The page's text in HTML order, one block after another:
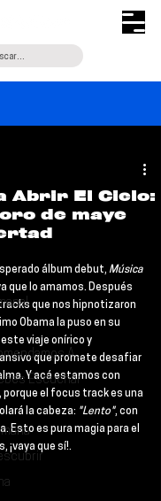
A...
Escuchar
Abrir El Cielo:
de maye
álbum debut, Música
que lo amamos. Después
que nos hipnotizaron
Obama la puso en su
viaje onírico y
que promete desafiar
Y acá estamos con
el focus track es una
la cabeza: "Lento", con
. Esto es pura magia para el
¡vaya que sí!.